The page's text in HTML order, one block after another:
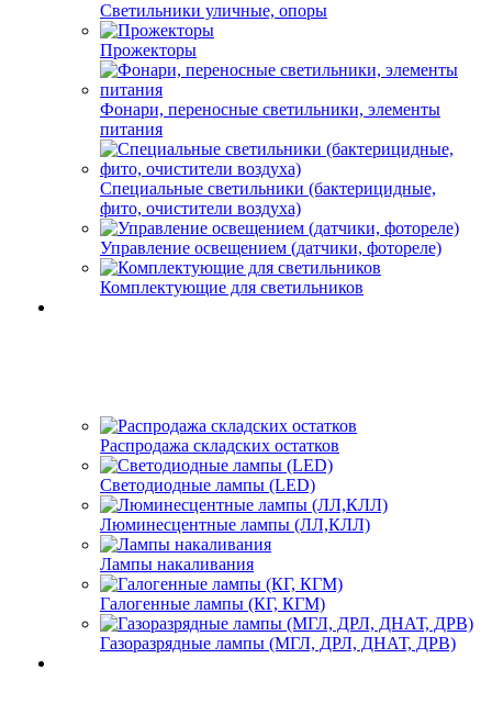
Светильники уличные, опоры
Прожекторы
Фонари, переносные светильники, элементы
питания
Специальные светильники (бактерицидные,
фито, очистители воздуха)
Управление освещением (датчики, фотореле)
Комплектующие для светильников
Распродажа складских остатков
Светодиодные лампы (LED)
Люминесцентные лампы (ЛЛ,КЛЛ)
Лампы накаливания
Галогенные лампы (КГ, КГМ)
Газоразрядные лампы (МГЛ, ДРЛ, ДНАТ, ДРВ)